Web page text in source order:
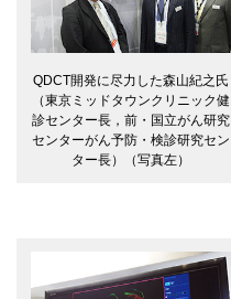
QDCT開発に尽力した森山紀之氏
（東京ミッドタウンクリニック健
診センター長，前・国立がん研究
センターがん予防・検診研究セン
ター長）（写真左）